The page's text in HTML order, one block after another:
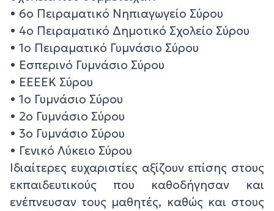
• 6ο Πειραματικό Νηπιαγωγείο Σύρου
• 4ο Πειραματικό Δημοτικό Σχολείο Σύρου
• 1ο Πειραματικό Γυμνάσιο Σύρου
• Εσπερινό Γυμνάσιο Σύρου
• ΕΕΕΕΚ Σύρου
• 1ο Γυμνάσιο Σύρου
• 2ο Γυμνάσιο Σύρου
• 3ο Γυμνάσιο Σύρου
• Γενικό Λύκειο Σύρου
Ιδιαίτερες ευχαριστίες αξίζουν επίσης στους
εκπαιδευτικούς που καθοδήγησαν και
ενέπνευσαν τους μαθητές, καθώς και στους